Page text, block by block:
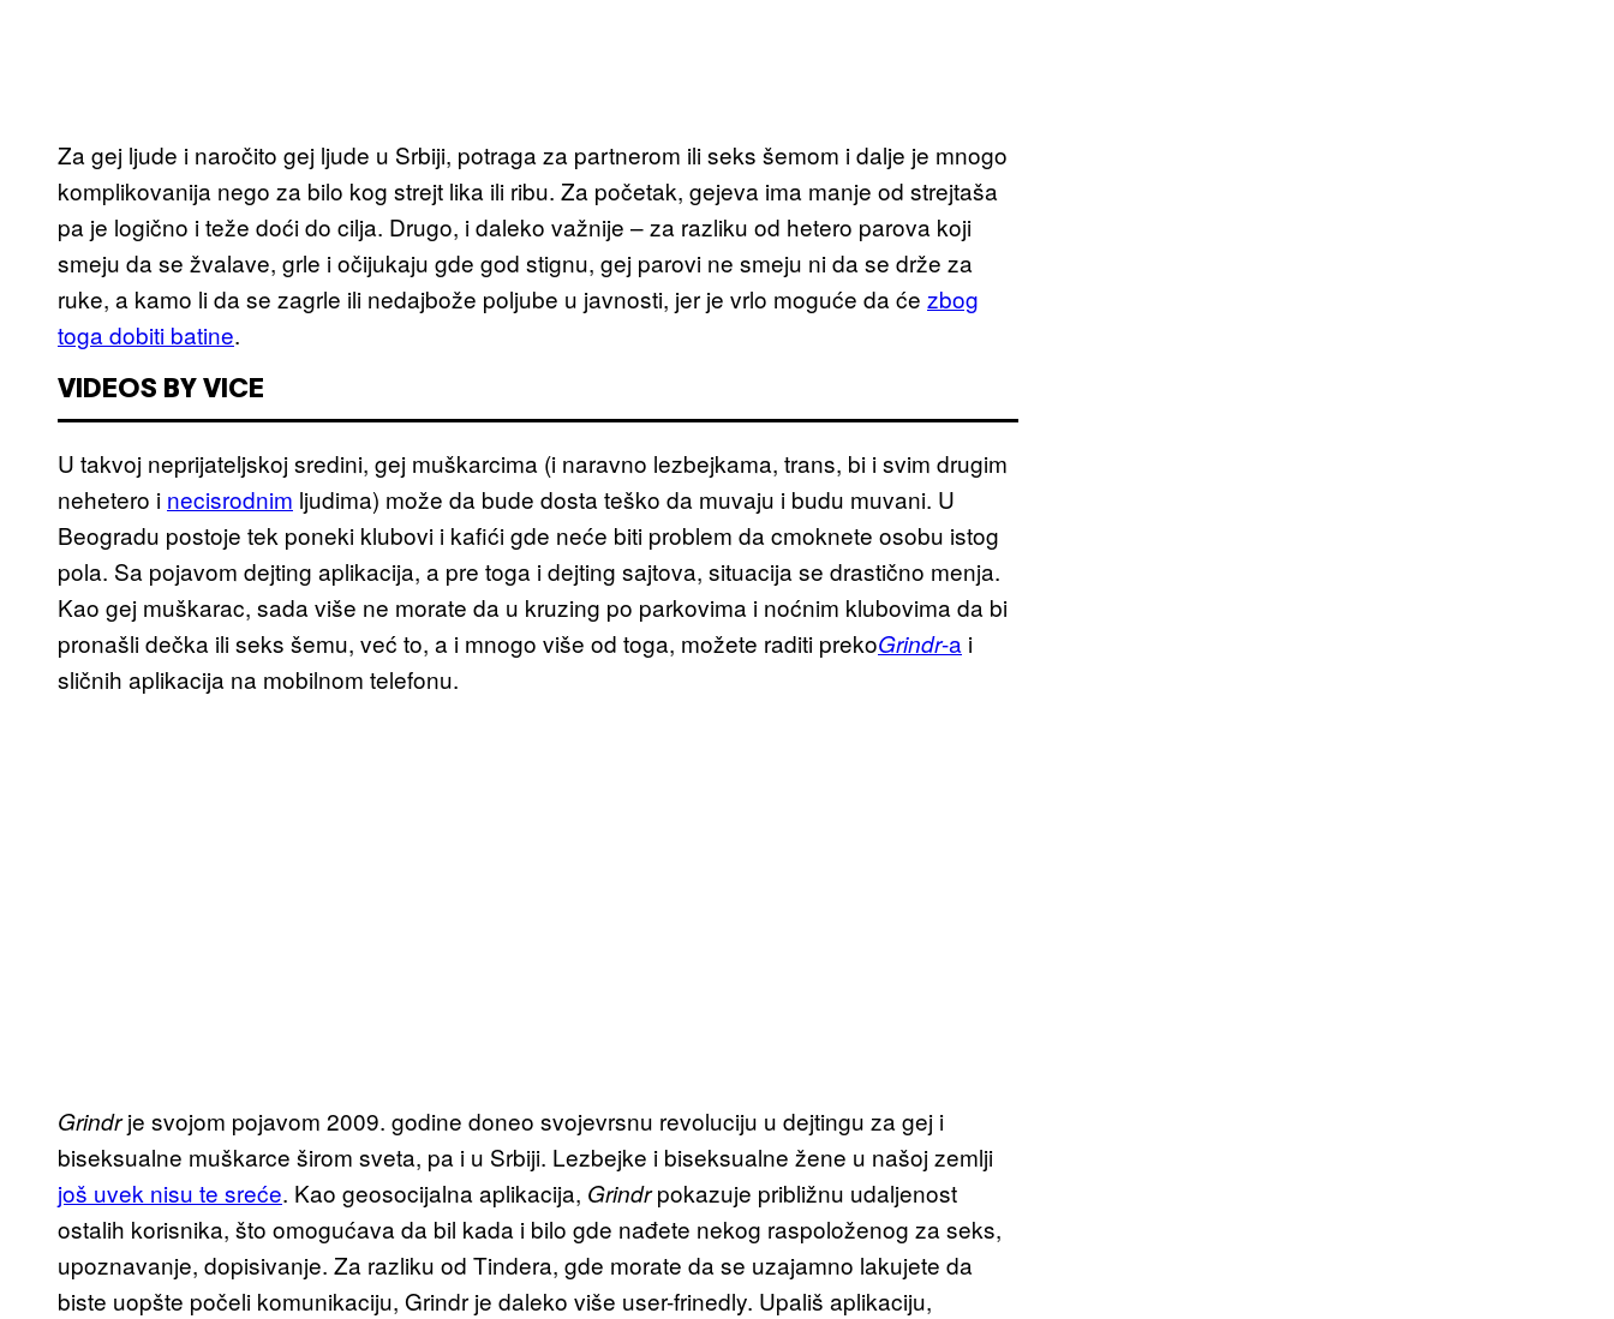
Za gej ljude i naročito gej ljude u Srbiji, potraga za partnerom ili seks šemom i dalje je mnogo
komplikovanija nego za bilo kog strejt lika ili ribu. Za početak, gejeva ima manje od strejtaša
pa je logično i teže doći do cilja. Drugo, i daleko važnije – za razliku od hetero parova koji
smeju da se žvalave, grle i očijukaju gde god stignu, gej parovi ne smeju ni da se drže za
ruke, a kamo li da se zagrle ili nedajbože poljube u javnosti, jer je vrlo moguće da će zbog
toga dobiti batine.
VIDEOS BY VICE
U takvoj neprijateljskoj sredini, gej muškarcima (i naravno lezbejkama, trans, bi i svim drugim
nehetero i necisrodnim ljudima) može da bude dosta teško da muvaju i budu muvani. U
Beogradu postoje tek poneki klubovi i kafići gde neće biti problem da cmoknete osobu istog
pola. Sa pojavom dejting aplikacija, a pre toga i dejting sajtova, situacija se drastično menja.
Kao gej muškarac, sada više ne morate da u kruzing po parkovima i noćnim klubovima da bi
pronašli dečka ili seks šemu, već to, a i mnogo više od toga, možete raditi prekoGrindr-a i
sličnih aplikacija na mobilnom telefonu.
Grindrje svojom pojavom 2009. godine doneo svojevrsnu revoluciju u dejtingu za gej i
biseksualne muškarce širom sveta, pa i u Srbiji. Lezbejke i biseksualne žene u našoj zemlji
još uvek nisu te sreće. Kao geosocijalna aplikacija, Grindrpokazuje približnu udaljenost
ostalih korisnika, što omogućava da bil kada i bilo gde nađete nekog raspoloženog za seks,
upoznavanje, dopisivanje. Za razliku od Tindera, gde morate da se uzajamno lakujete da
biste uopšte počeli komunikaciju, Grindr je daleko više user-frinedly. Upališ aplikaciju,